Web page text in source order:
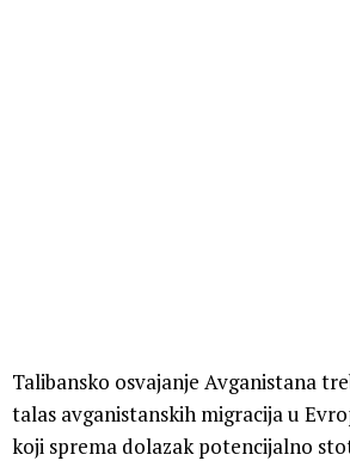
Talibansko osvajanje Avganistana
talas avganistanskih migracija u
koji sprema dolazak potencijalno